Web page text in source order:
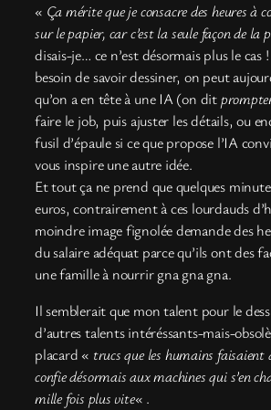
« Ça mérite que je consacre des heures à
sur le papier, car c’est la seule façon de la
disais-je… ce n’est désormais plus le cas
besoin de savoir dessiner, on peut
qu’on a en tête à une IA (on dit
faire le job, puis ajuster les détails, ou
fusil d’épaule si ce que propose l’IA
vous inspire une autre idée.
Et tout ça ne prend que quelques
euros, contrairement à ces lourdauds
moindre image fignolée demande des
du salaire adéquat parce qu’ils ont des
une famille à nourrir gna gna gna.
Il semblerait que mon talent pour le
d’autres talents intéréssants-mais-
placard « trucs que les humains faisaient
confie désormais aux machines qui s’en
mille fois plus vite« .